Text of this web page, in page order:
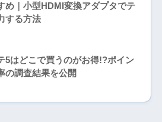
め｜小型HDMI変換アダプタでテ
する方法
5はどこで買うのがお得!?ポイン
の調査結果を公開